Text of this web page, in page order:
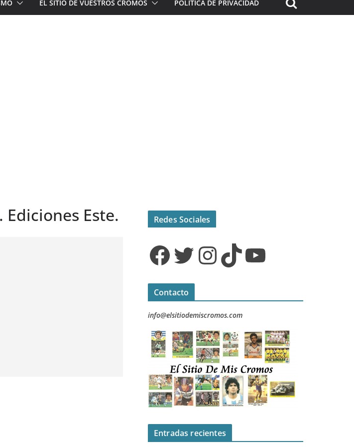
EL SITIO DE VUESTROS CROMOS POLÍTICA DE PRIVACIDAD
Ediciones Este. Redes Sociales
Facebook Twitter InstagramTikTok YouTube
Contacto
info@elsitiodemiscromos.com
Entradas recientes